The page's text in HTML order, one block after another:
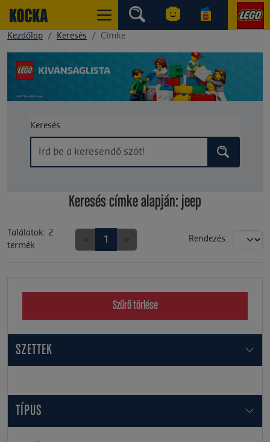
Kezdőlap Keresés Címke
Keresés
Keresés címke alapján: jeep
Találatok: 2
termék
1 Rendezés:
Szűrő törlése
SZETTEK
TÍPUS